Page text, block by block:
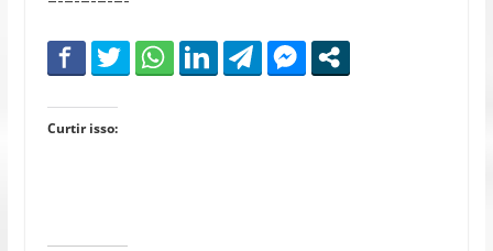
Curtir isso: